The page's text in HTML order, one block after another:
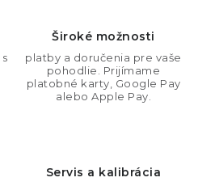
Široké možnosti
platby a doručenia pre vaše
pohodlie. Prijímame
platobné karty, Google Pay
alebo Apple Pay.
Servis a kalibrácia